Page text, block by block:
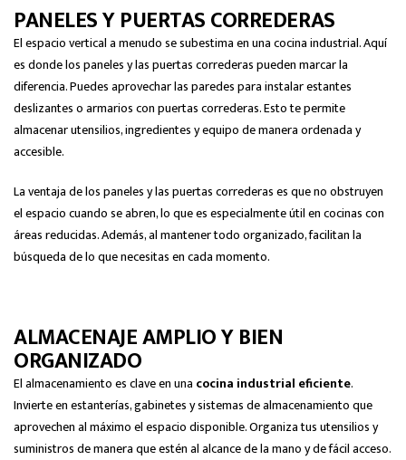
PANELES Y PUERTAS CORREDERAS
El espacio vertical a menudo se subestima en una cocina industrial. Aquí
es donde los paneles y las puertas correderas pueden marcar la
diferencia. Puedes aprovechar las paredes para instalar estantes
deslizantes o armarios con puertas correderas. Esto te permite
almacenar utensilios, ingredientes y equipo de manera ordenada y
accesible.
La ventaja de los paneles y las puertas correderas es que no obstruyen
el espacio cuando se abren, lo que es especialmente útil en cocinas con
áreas reducidas. Además, al mantener todo organizado, facilitan la
búsqueda de lo que necesitas en cada momento.
ALMACENAJE AMPLIO Y BIEN
ORGANIZADO
El almacenamiento es clave en una cocina industrial eficiente.
Invierte en estanterías, gabinetes y sistemas de almacenamiento que
aprovechen al máximo el espacio disponible. Organiza tus utensilios y
suministros de manera que estén al alcance de la mano y de fácil acceso.